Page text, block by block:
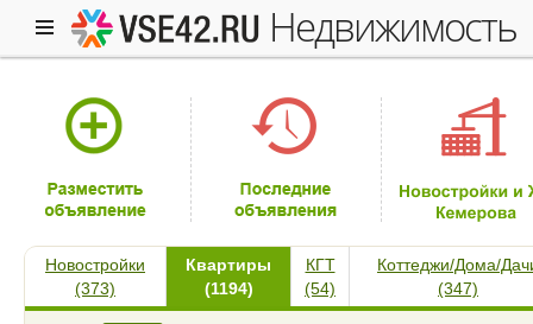
недвижимость
Новостройки
(373)
Квартиры
(1194)
КГТ
(54)
Коттеджи/Дома/
(347)